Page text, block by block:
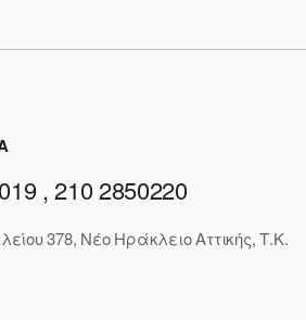
, 210 2850220
378, Νέο Ηράκλειο Αττικής, Τ.Κ.